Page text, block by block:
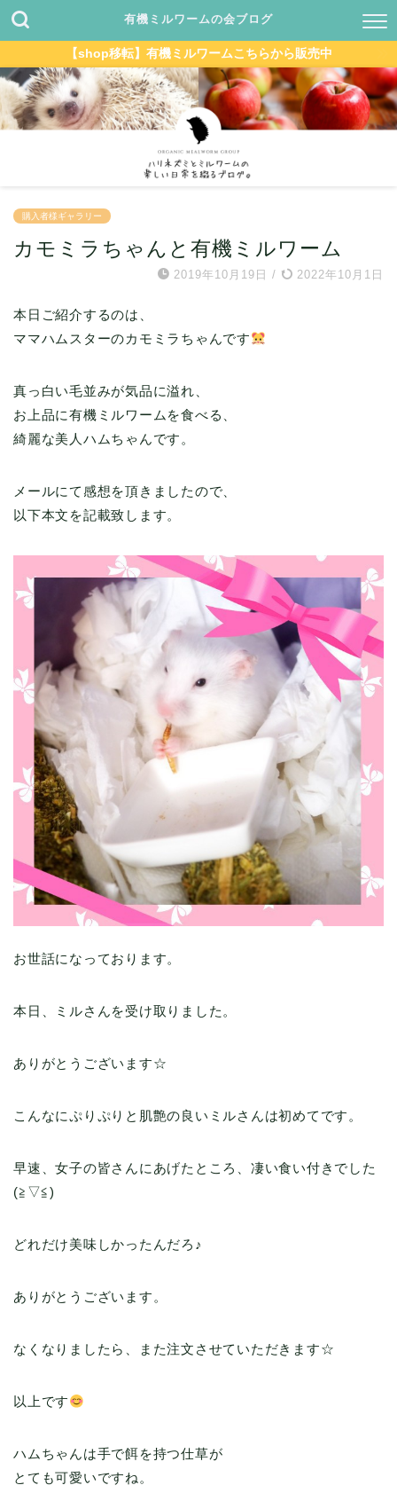
有機ミルワームの会ブログ
【shop移転】有機ミルワームこちらから販売中
購入者様ギャラリー
カモミラちゃんと有機ミルワーム
2019年10月19日 / 2022年10月1日
本日ご紹介するのは、
ママハムスターのカモミラちゃんです
真っ白い毛並みが気品に溢れ、
お上品に有機ミルワームを食べる、
綺麗な美人ハムちゃんです。
メールにて感想を頂きましたので、
以下本文を記載致します。
お世話になっております。
本日、ミルさんを受け取りました。
ありがとうございます☆
こんなにぷりぷりと肌艶の良いミルさんは初めてです。
早速、女子の皆さんにあげたところ、凄い食い付きでした
(≧▽≦)
どれだけ美味しかったんだろ♪
ありがとうございます。
なくなりましたら、また注文させていただきます☆
以上です
ハムちゃんは手で餌を持つ仕草が
とても可愛いですね。